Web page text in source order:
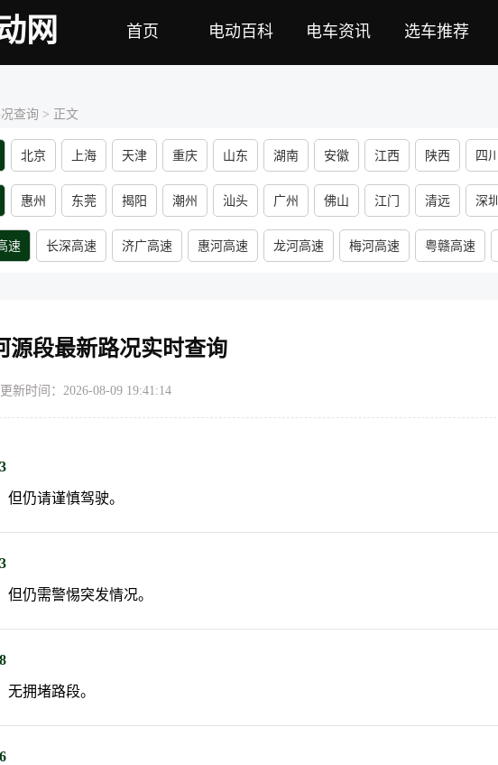
网 首页 电动百科 电车资讯 选车推荐
查询 > 正文
北京 上海 天津 重庆 山东 湖南 安徽 江西 陕西 四川
浙江 吉林 内蒙古 河南 山西 宁夏 福建 黑龙江 海南
惠州 东莞 揭阳 潮州 汕头 广州 佛山 江门 清远 深圳
汕尾
速 长深高速 济广高速 惠河高速 龙河高速 梅河高速 粤赣高速
源段最新路况实时查询
更新时间：2026-08-09 19:41:14
仍请谨慎驾驶。
仍需警惕突发情况。
拥堵路段。